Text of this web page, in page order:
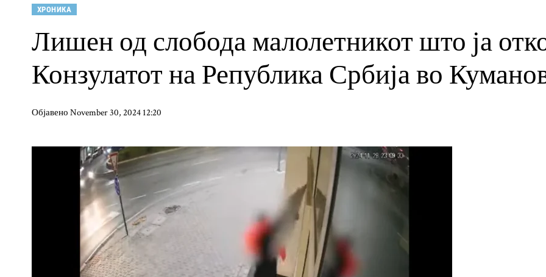
ХРОНИКА
Лишен од слобода малолетникот што ја
Конзулатот на Република Србија во
Објавено November 30, 2024 12:20